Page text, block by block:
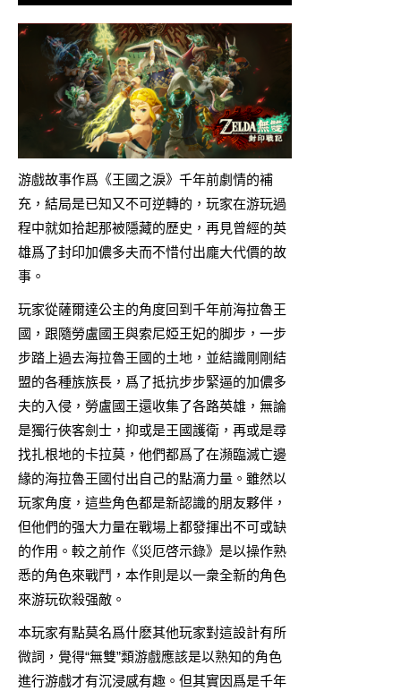
游戲故事作爲《王國之淚》千年前劇情的補
充，結局是已知又不可逆轉的，玩家在游玩過
程中就如拾起那被隱藏的歷史，再見曾經的英
雄爲了封印加儂多夫而不惜付出龐大代價的故
事。
玩家從薩爾達公主的角度回到千年前海拉魯王
國，跟隨勞盧國王與索尼婭王妃的脚步，一步
步踏上過去海拉魯王國的土地，並結識剛剛結
盟的各種族族長，爲了抵抗步步緊逼的加儂多
夫的入侵，勞盧國王還收集了各路英雄，無論
是獨行俠客劍士，抑或是王國護衛，再或是尋
找扎根地的卡拉莫，他們都爲了在瀕臨滅亡邊
緣的海拉魯王國付出自己的點滴力量。雖然以
玩家角度，這些角色都是新認識的朋友夥伴，
但他們的强大力量在戰場上都發揮出不可或缺
的作用。較之前作《災厄啓示錄》是以操作熟
悉的角色來戰鬥，本作則是以一衆全新的角色
來游玩砍殺强敵。
本玩家有點莫名爲什麽其他玩家對這設計有所
微詞，覺得“無雙”類游戲應該是以熟知的角色
進行游戲才有沉浸感有趣。但其實因爲是千年